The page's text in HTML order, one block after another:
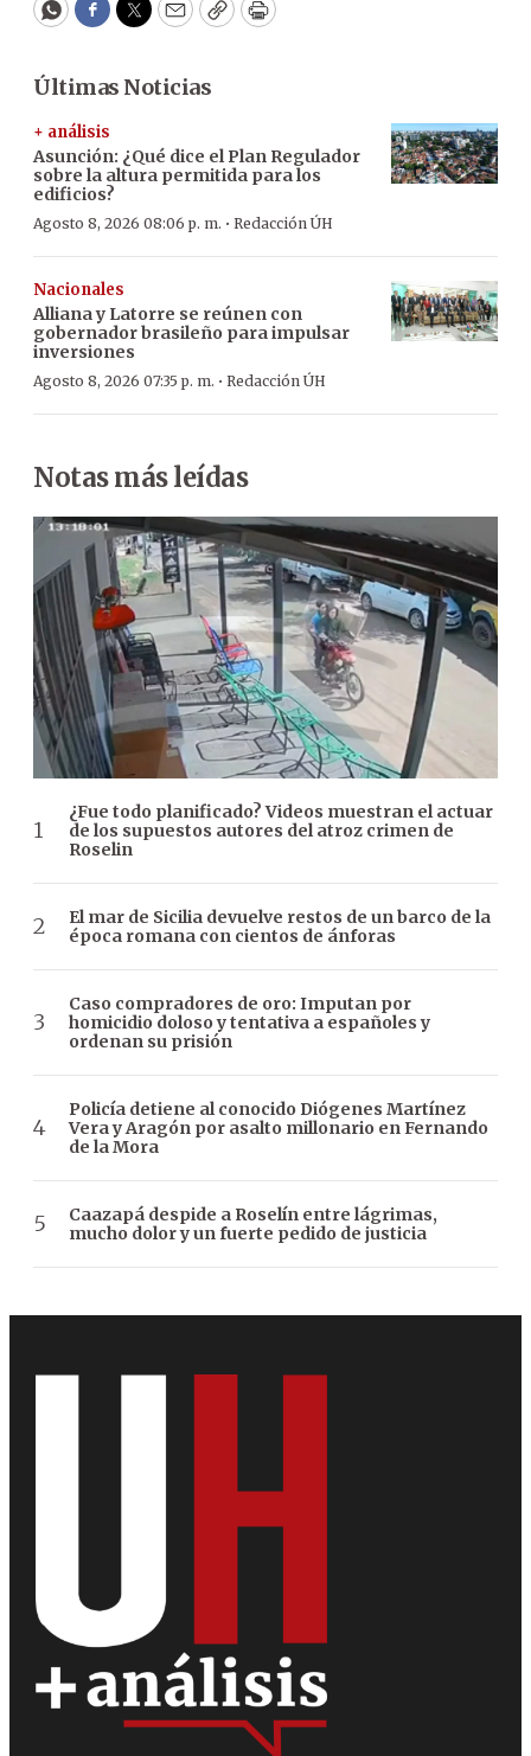
WhatsApp
Facebook
Twitter
EmailCopyPrint
Últimas Noticias
+ análisis
Asunción: ¿Qué dice el Plan Regulador
sobre la altura permitida para los
edificios?
Agosto 8, 2026 08:06 p. m. · Redacción ÚH
Nacionales
Alliana y Latorre se reúnen con
gobernador brasileño para impulsar
inversiones
Agosto 8, 2026 07:35 p. m. · Redacción ÚH
Notas más leídas
¿Fue todo planificado? Videos muestran el actuar
de los supuestos autores del atroz crimen de
Roselin
El mar de Sicilia devuelve restos de un barco de la
época romana con cientos de ánforas
Caso compradores de oro: Imputan por
homicidio doloso y tentativa a españoles y
ordenan su prisión
Policía detiene al conocido Diógenes Martínez
Vera y Aragón por asalto millonario en Fernando
de la Mora
Caazapá despide a Roselín entre lágrimas,
mucho dolor y un fuerte pedido de justicia